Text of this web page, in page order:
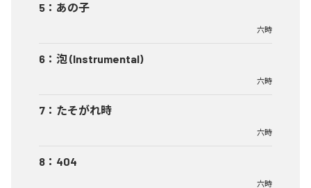
5 ： あの子
六時
6 ： 泡 (Instrumental)
六時
7 ： たそがれ時
六時
8 ： 404
六時